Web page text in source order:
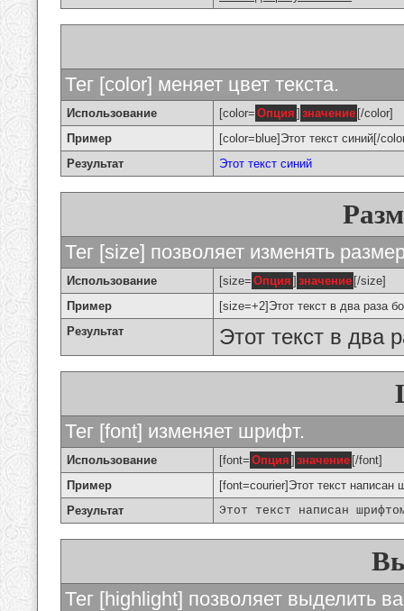
Тег [color] меняет цвет текста.
Использование [color= Опция ] значение [/color]
Пример
[color=blue]Этот текст синий[/
Результат
Этот текст синий
Тег [size] позволяет изменять
Использование [size= Опция ] значение [/size]
Пример
[size=+2]Этот текст в два раза
Результат
Этот текст в два
Тег [font] изменяет шрифт.
Использование [font= Опция ] значение [/font]
Пример
[font=courier]Этот текст
Результат
Этот текст написан
Тег [highlight] позволяет выделить